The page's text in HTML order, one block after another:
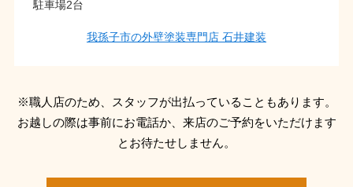
駐車場2台
我孫子市の外壁塗装専門店 石井建装
※職人店のため、スタッフが出払っていることもあります。
お越しの際は事前にお電話か、来店のご予約をいただけます
とお待たせしません。